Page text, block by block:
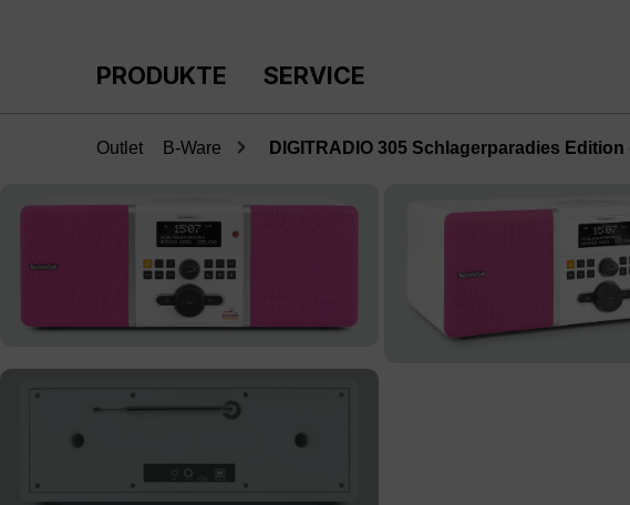
PRODUKTE SERVICE
Outlet B-Ware DIGITRADIO 305 Schlagerparadies Edition